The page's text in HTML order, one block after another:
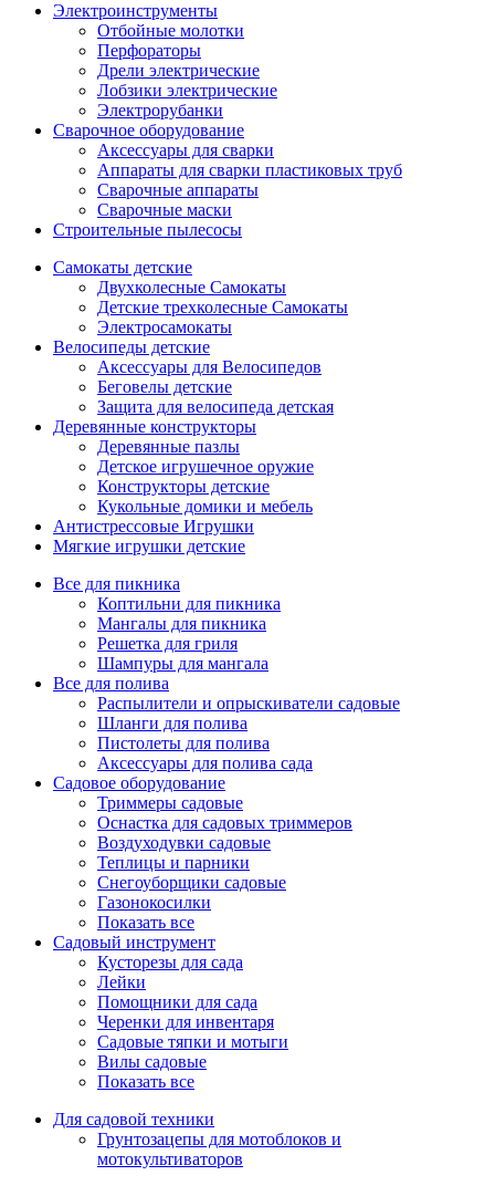
Электроинструменты
Отбойные молотки
Перфораторы
Дрели электрические
Лобзики электрические
Электрорубанки
Сварочное оборудование
Аксессуары для сварки
Аппараты для сварки пластиковых труб
Сварочные аппараты
Сварочные маски
Строительные пылесосы
Самокаты детские
Двухколесные Cамокаты
Детские трехколесные Самокаты
Электросамокаты
Велосипеды детские
Аксессуары для Велосипедов
Беговелы детские
Защита для велосипеда детская
Деревянные конструкторы
Деревянные пазлы
Детское игрушечное оружие
Конструкторы детские
Кукольные домики и мебель
Антистрессовые Игрушки
Мягкие игрушки детские
Все для пикника
Коптильни для пикника
Мангалы для пикника
Решетка для гриля
Шампуры для мангала
Все для полива
Распылители и опрыскиватели садовые
Шланги для полива
Пистолеты для полива
Аксессуары для полива сада
Садовое оборудование
Триммеры садовые
Оснастка для садовых триммеров
Воздуходувки садовые
Теплицы и парники
Снегоуборщики садовые
Газонокосилки
Показать все
Садовый инструмент
Кусторезы для сада
Лейки
Помощники для сада
Черенки для инвентаря
Садовые тяпки и мотыги
Вилы садовые
Показать все
Для садовой техники
Грунтозацепы для мотоблоков и
мотокультиваторов